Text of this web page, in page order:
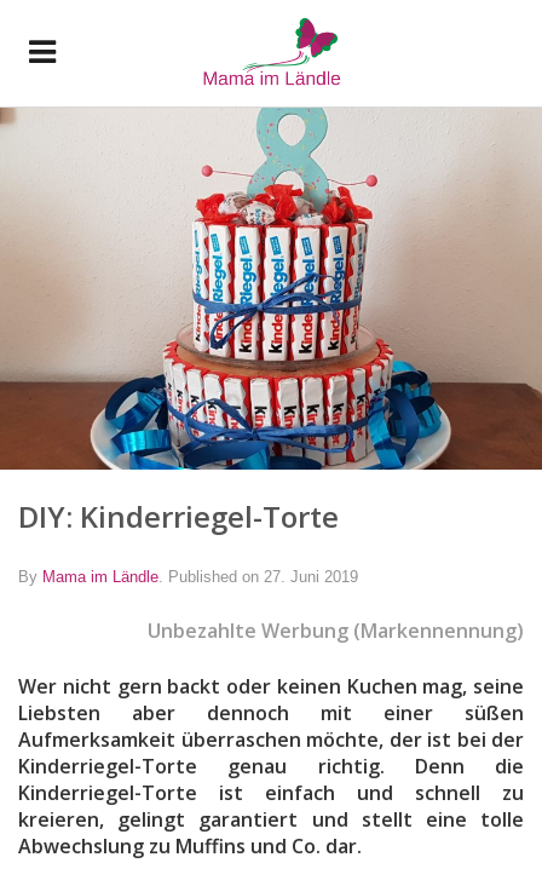
DIY: Kinderriegel-Torte
By Mama im Ländle Published on 27. Juni 2019
Unbezahlte Werbung (Markennennung)
Wer nicht gern backt oder keinen Kuchen mag, seine
Liebsten aber dennoch mit einer süßen
Aufmerksamkeit überraschen möchte, der ist bei der
Kinderriegel-Torte genau richtig. Denn die
Kinderriegel-Torte ist einfach und schnell zu
kreieren, gelingt garantiert und stellt eine tolle
Abwechslung zu Muffins und Co. dar.